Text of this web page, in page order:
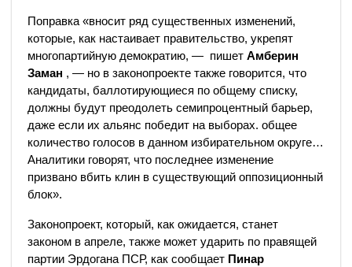
Поправка «вносит ряд существенных изменений,
которые, как настаивает правительство, укрепят
многопартийную демократию, — пишет Амберин
Заман , — но в законопроекте также говорится, что
кандидаты, баллотирующиеся по общему списку,
должны будут преодолеть семипроцентный барьер,
даже если их альянс победит на выборах. общее
количество голосов в данном избирательном округе…
Аналитики говорят, что последнее изменение
призвано вбить клин в существующий оппозиционный
блок».
Законопроект, который, как ожидается, станет
законом в апреле, также может ударить по правящей
партии Эрдогана ПСР, как сообщает Пинар